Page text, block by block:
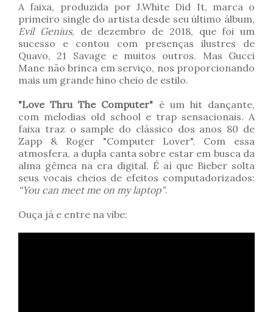
A faixa, produzida por J.White Did It, marca o
primeiro single do artista desde seu último álbum,
Evil Genius, de dezembro de 2018, que foi um
sucesso e contou com presenças ilustres de
Quavo, 21 Savage e muitos outros. Mas Gucci
Mane não brinca em serviço, nos proporcionando
mais um grande hino cheio de estilo.
"Love Thru The Computer" é um hit dançante,
com melodias old school e trap sensacionais. A
faixa traz o sample do clássico dos anos 80 de
Zapp & Roger "Computer Lover". Com essa
atmosfera, a dupla canta sobre estar em busca da
alma gêmea na era digital. É aí que Bieber solta
seus vocais cheios de efeitos computadorizados:
“You can meet me on my laptop".
Ouça já e entre na vibe: